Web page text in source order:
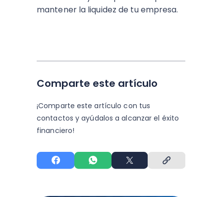
mantener la liquidez de tu empresa.
Comparte este artículo
¡Comparte este artículo con tus
contactos y ayúdalos a alcanzar el éxito
financiero!